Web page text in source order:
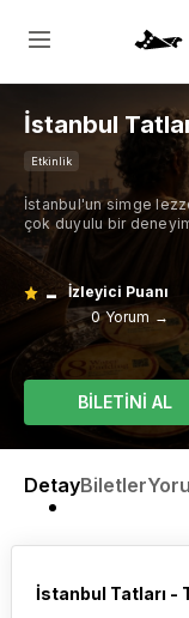
İstanbul
Etkinlik
İstanbul'un simge
çok duyulu bir
- İzleyici Puanı
0 Yorum →
BİLETİNİ AL
DetayBiletler
İstanbul Tatları -